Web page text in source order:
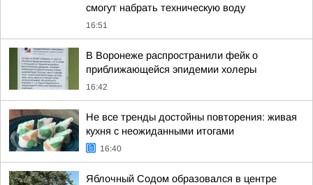
смогут набрать техническую воду
16:51
В Воронеже распространили фейк о
приближающейся эпидемии холеры
16:42
Не все тренды достойны повторения: живая
кухня с неожиданными итогами
16:40
Яблочный Содом образовался в центре